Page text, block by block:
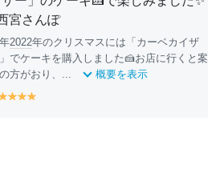
宮さんぽ
2022年のクリスマスには「カーベカイザ
でケーキを購入しました🍰お店に行くと案
方がおり、...
概要を表示
y y y